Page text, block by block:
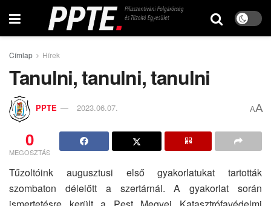
Címlap Hírek
Tanulni, tanulni, tanulni
PPTE 2023.06.07. AA
0
MEGOSZTÁS
Tűzoltóink augusztusi első gyakorlatukat tartották
szombaton délelőtt a szertárnál. A gyakorlat során